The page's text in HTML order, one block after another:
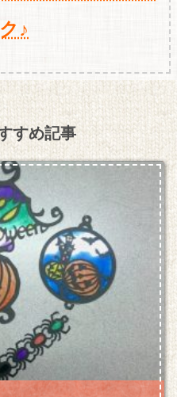
♪
すめ記事